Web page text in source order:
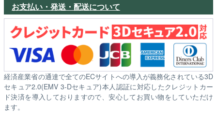
お支払い・発送・配送について
経済産業省の通達で全てのECサイトへの導入が義務化されている3D
セキュア2.0(EMV 3-Dセキュア)本人認証に対応したクレジットカー
ド決済を導入しておりますので、安心してお買い物をしていただけ
ます。